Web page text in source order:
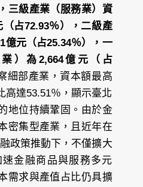
三級產業（服務業）資
占72.93％），二級產
億元（占25.34％），一
）為2,664億元（占
細部產業，資本額最高
高達53.51％，顯示臺北
地位持續鞏固。由於金
密集型產業，且近年在
政策推動下，不僅擴大
金融商品與服務多元
需求與產值占比仍具擴